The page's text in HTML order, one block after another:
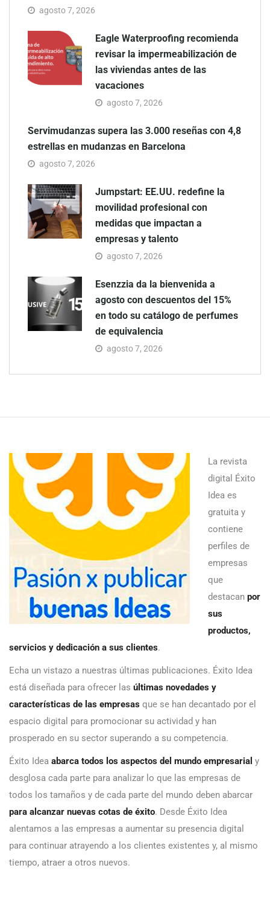
agosto 7, 2026
Eagle Waterproofing recomienda
revisar la impermeabilización de
las viviendas antes de las
vacaciones
agosto 7, 2026
Servimudanzas supera las 3.000 reseñas con 4,8
estrellas en mudanzas en Barcelona
agosto 7, 2026
Jumpstart: EE.UU. redefine la
movilidad profesional con
medidas que impactan a
empresas y talento
agosto 7, 2026
Esenzzia da la bienvenida a
agosto con descuentos del 15%
en todo su catálogo de perfumes
de equivalencia
agosto 7, 2026
La revista
digital Éxito
Idea es
gratuita y
contiene
perfiles de
empresas
que
destacan por
sus
productos,
servicios y dedicación a sus clientes.
Echa un vistazo a nuestras últimas publicaciones. Éxito Idea
está diseñada para ofrecer las últimas novedades y
características de las empresas que se han decantado por el
espacio digital para promocionar su actividad y han
prosperado en su sector superando a su competencia.
Éxito Idea abarca todos los aspectos del mundo empresarial y
desglosa cada parte para analizar lo que las empresas de
todos los tamaños y de cada parte del mundo deben abarcar
para alcanzar nuevas cotas de éxito. Desde Éxito Idea
alentamos a las empresas a aumentar su presencia digital
para continuar atrayendo a los clientes existentes y, al mismo
tiempo, atraer a otros nuevos.